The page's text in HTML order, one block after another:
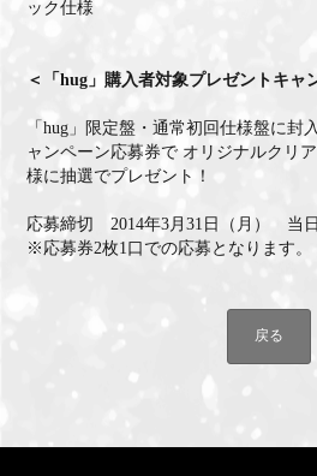
ック仕様
＜「hug」購入者対象プレゼントキャ
「hug」限定盤・通常初回仕様盤に封
ャンペーン応募券で オリジナルクリ
様に抽選でプレゼント！
応募締切 2014年3月31日（月） 当
※応募券2枚1口での応募となります。
戻る